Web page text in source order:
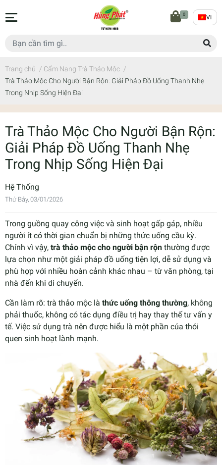
0 VI
Trang chủ / Cẩm Nang Trà Thảo Mộc /
Trà Thảo Mộc Cho Người Bận Rộn: Giải Pháp Đồ Uống Thanh Nhẹ
Trong Nhịp Sống Hiện Đại
Trà Thảo Mộc Cho Người Bận Rộn:
Giải Pháp Đồ Uống Thanh Nhẹ
Trong Nhịp Sống Hiện Đại
Hệ Thống
Thứ Bảy, 03/01/2026
Trong guồng quay công việc và sinh hoạt gấp gáp, nhiều
người ít có thời gian chuẩn bị những thức uống cầu kỳ.
Chính vì vậy, trà thảo mộc cho người bận rộn thường được
lựa chọn như một giải pháp đồ uống tiện lợi, dễ sử dụng và
phù hợp với nhiều hoàn cảnh khác nhau – từ văn phòng, tại
nhà đến khi di chuyển.
Cần làm rõ: trà thảo mộc là thức uống thông thường, không
phải thuốc, không có tác dụng điều trị hay thay thế tư vấn y
tế. Việc sử dụng trà nên được hiểu là một phần của thói
quen sinh hoạt lành mạnh.